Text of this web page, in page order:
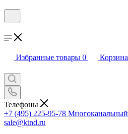
Избранные товары 0 Корзина
Телефоны
+7 (495) 225-95-78 Многоканальный
sale@ktnd.ru